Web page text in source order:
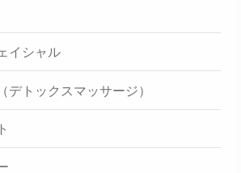
イシャル
デトックスマッサージ）